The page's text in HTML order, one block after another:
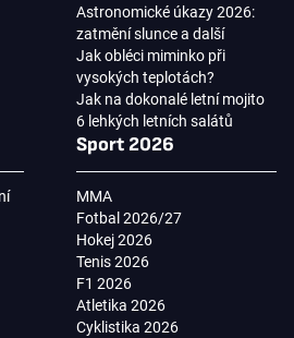
Astronomické úkazy 2026:
zatmění slunce a další
Jak obléci miminko při
vysokých teplotách?
Jak na dokonalé letní mojito
6 lehkých letních salátů
Sport 2026
MMA
Fotbal 2026/27
Hokej 2026
Tenis 2026
F1 2026
Atletika 2026
Cyklistika 2026